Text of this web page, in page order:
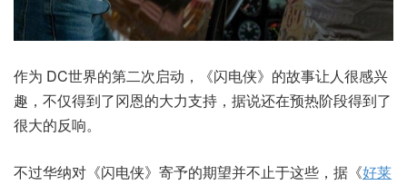
作为 DC世界的第二次启动，《闪电侠》的故事让人很感兴
趣，不仅得到了冈恩的大力支持，据说还在预热阶段得到了
很大的反响。
不过华纳对《闪电侠》寄予的期望并不止于这些，据《好莱